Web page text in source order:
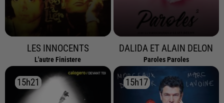
LES INNOCENTS
L'autre Finistere
DALIDA ET ALAIN DELON
Paroles Paroles
15h21
15h21 15h17
15h17